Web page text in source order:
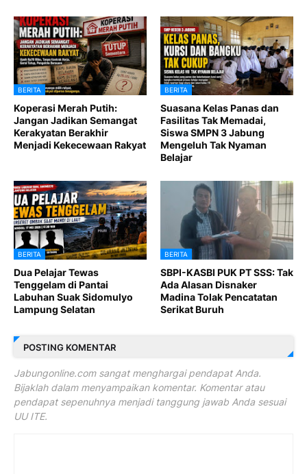
BERITA
Koperasi Merah Putih:
Jangan Jadikan Semangat
Kerakyatan Berakhir
Menjadi Kekecewaan Rakyat
BERITA
Suasana Kelas Panas dan
Fasilitas Tak Memadai,
Siswa SMPN 3 Jabung
Mengeluh Tak Nyaman
Belajar
BERITA
Dua Pelajar Tewas
Tenggelam di Pantai
Labuhan Suak Sidomulyo
Lampung Selatan
BERITA
SBPI-KASBI PUK PT SSS: Tak
Ada Alasan Disnaker
Madina Tolak Pencatatan
Serikat Buruh
POSTING KOMENTAR
Jabungonline.com sangat menghargai pendapat Anda.
Bijaklah dalam menyampaikan komentar. Komentar atau
pendapat sepenuhnya menjadi tanggung jawab Anda sesuai
UU ITE.